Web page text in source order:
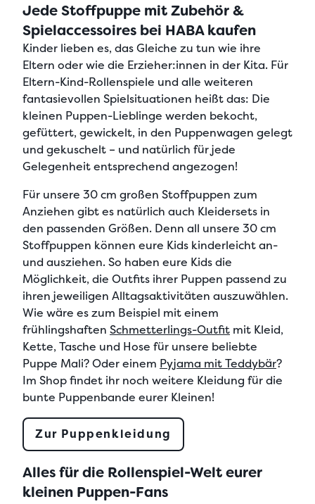
Jede Stoffpuppe mit Zubehör &
Spielaccessoires bei HABA kaufen
Kinder lieben es, das Gleiche zu tun wie ihre
Eltern oder wie die Erzieher:innen in der Kita. Für
Eltern-Kind-Rollenspiele und alle weiteren
fantasievollen Spielsituationen heißt das: Die
kleinen Puppen-Lieblinge werden bekocht,
gefüttert, gewickelt, in den Puppenwagen gelegt
und gekuschelt – und natürlich für jede
Gelegenheit entsprechend angezogen!
Für unsere 30 cm großen Stoffpuppen zum
Anziehen gibt es natürlich auch Kleidersets in
den passenden Größen. Denn all unsere 30 cm
Stoffpuppen können eure Kids kinderleicht an-
und ausziehen. So haben eure Kids die
Möglichkeit, die Outfits ihrer Puppen passend zu
ihren jeweiligen Alltagsaktivitäten auszuwählen.
Wie wäre es zum Beispiel mit einem
frühlingshaften Schmetterlings-Outfit mit Kleid,
Kette, Tasche und Hose für unsere beliebte
Puppe Mali? Oder einem Pyjama mit Teddybär?
Im Shop findet ihr noch weitere Kleidung für die
bunte Puppenbande eurer Kleinen!
Zur Puppenkleidung
Alles für die Rollenspiel-Welt eurer
kleinen Puppen-Fans